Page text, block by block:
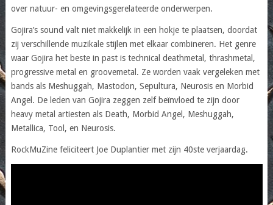
over natuur- en omgevingsgerelateerde onderwerpen.
Gojira’s sound valt niet makkelijk in een hokje te plaatsen, doordat
zij verschillende muzikale stijlen met elkaar combineren. Het genre
waar Gojira het beste in past is technical deathmetal, thrashmetal,
progressive metal en groovemetal. Ze worden vaak vergeleken met
bands als Meshuggah, Mastodon, Sepultura, Neurosis en Morbid
Angel. De leden van Gojira zeggen zelf beïnvloed te zijn door
heavy metal artiesten als Death, Morbid Angel, Meshuggah,
Metallica, Tool, en Neurosis.
RockMuZine feliciteert Joe Duplantier met zijn 40ste verjaardag.